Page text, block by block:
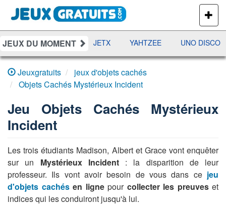
PLUS
DE
JEUX
JEUX DU MOMENT
DAMES RAMI JETX YAHTZEE UNO DISCO
Jeuxgratuits
jeux d'objets cachés
Objets Cachés Mystérieux Incident
Jeu Objets Cachés Mystérieux
Incident
Les trois étudiants Madison, Albert et Grace vont enquêter
sur un Mystérieux Incident: la disparition de leur
professeur. Ils vont avoir besoin de vous dans ce jeu
d'objets cachésen lignepour collecter les preuveset
indices qui les conduiront jusqu'à lui.